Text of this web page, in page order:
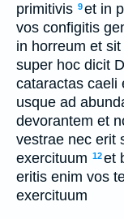
primitivis 9et in
vos configitis
in horreum et
super hoc dicit
cataractas caeli
usque ad
devorantem et
vestrae nec erit
exercituum 12et
eritis enim vos
exercituum